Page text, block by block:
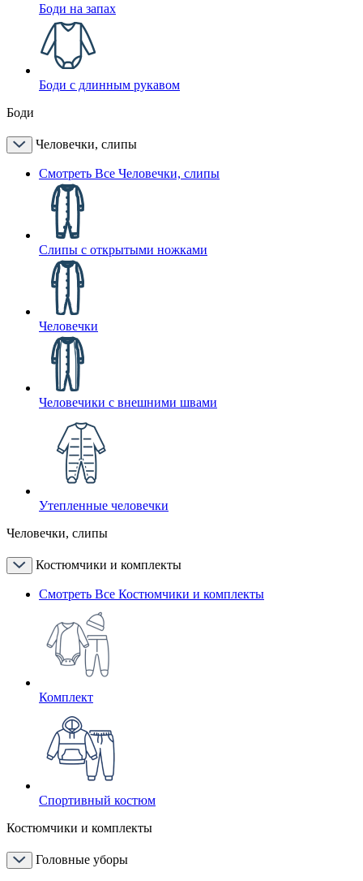
Боди на запах
Боди с длинным рукавом
Боди
Человечки, слипы
Смотреть Все Человечки, слипы
Слипы с открытыми ножками
Человечки
Человечики с внешними швами
Утепленные человечки
Человечки, слипы
Костюмчики и комплекты
Смотреть Все Костюмчики и комплекты
Комплект
Спортивный костюм
Костюмчики и комплекты
Головные уборы